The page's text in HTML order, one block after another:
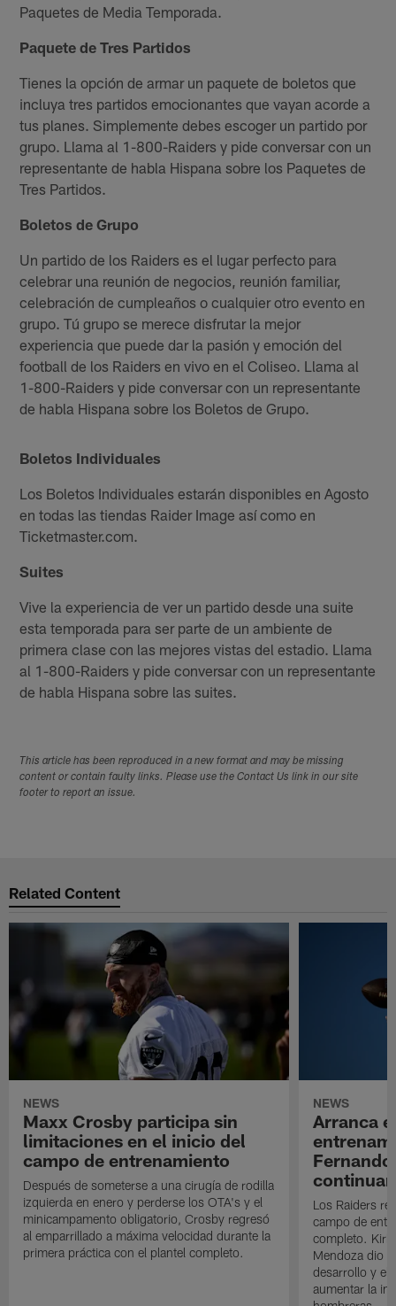
Paquetes de Media Temporada.
Paquete de Tres Partidos
Tienes la opción de armar un paquete de boletos que
incluya tres partidos emocionantes que vayan acorde a
tus planes. Simplemente debes escoger un partido por
grupo. Llama al 1-800-Raiders y pide conversar con un
representante de habla Hispana sobre los Paquetes de
Tres Partidos.
Boletos de Grupo
Un partido de los Raiders es el lugar perfecto para
celebrar una reunión de negocios, reunión familiar,
celebración de cumpleaños o cualquier otro evento en
grupo. Tú grupo se merece disfrutar la mejor
experiencia que puede dar la pasión y emoción del
football de los Raiders en vivo en el Coliseo. Llama al
1-800-Raiders y pide conversar con un representante
de habla Hispana sobre los Boletos de Grupo.
Boletos Individuales
Los Boletos Individuales estarán disponibles en Agosto
en todas las tiendas Raider Image así como en
Ticketmaster.com.
Suites
Vive la experiencia de ver un partido desde una suite
esta temporada para ser parte de un ambiente de
primera clase con las mejores vistas del estadio. Llama
al 1-800-Raiders y pide conversar con un representante
de habla Hispana sobre las suites.
This article has been reproduced in a new format and may be missing
content or contain faulty links. Please use the Contact Us link in our site
footer to report an issue.
Related Content
NEWS
Maxx Crosby participa sin
limitaciones en el inicio del
campo de entrenamiento
Después de someterse a una cirugía de rodilla
izquierda en enero y perderse los OTA's y el
minicampamento obligatorio, Crosby regresó
al emparrillado a máxima velocidad durante la
primera práctica con el plantel completo.
NEWS
Arranca
Los Raiders
campo de
completo. Kirk
Mendoza dio
desarrollo y el
aumentar la